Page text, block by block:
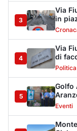
7
8
La
stop
Cronaca
9
sono
Eventi